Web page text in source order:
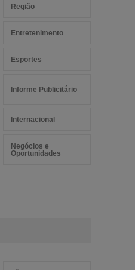
Região
Entretenimento
Esportes
Informe Publicitário
Internacional
Negócios e
Oportunidades